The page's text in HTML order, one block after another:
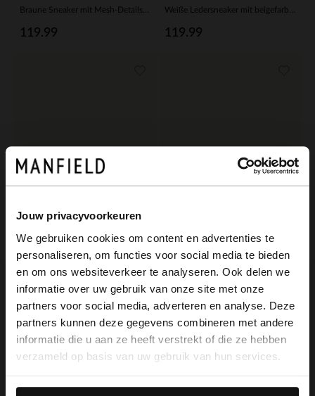
Jouw privacyvoorkeuren
We gebruiken cookies om content en advertenties te
personaliseren, om functies voor social media te bieden
en om ons websiteverkeer te analyseren. Ook delen we
informatie over uw gebruik van onze site met onze
partners voor social media, adverteren en analyse. Deze
partners kunnen deze gegevens combineren met andere
informatie die u aan ze heeft verstrekt of die ze hebben
verzameld op basis van uw gebruik van hun services.
119.99 119.99
Manfield
Braune Veloursleder-Sneaker
129.99
No Stress
119.99
×
View this website in English?
It looks like your language isn't Dutch. Would
you like to switch to English?
English